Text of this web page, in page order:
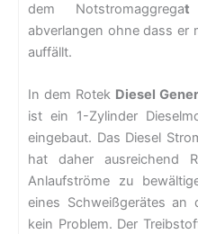
dem Notstromaggrega
abverlangen ohne dass er
auffällt.
In dem Rotek Diesel
ist ein 1-Zylinder
eingebaut. Das Diesel
hat daher ausreichend
Anlaufströme zu
eines Schweißgerätes
kein Problem. Der